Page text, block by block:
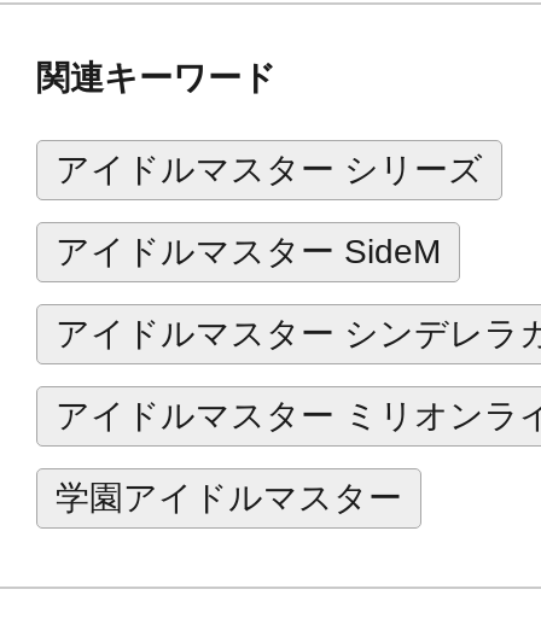
関連キーワード
アイドルマスター シリーズ
アイドルマスター SideM
アイドルマスター シンデレラ
アイドルマスター ミリオンラ
学園アイドルマスター